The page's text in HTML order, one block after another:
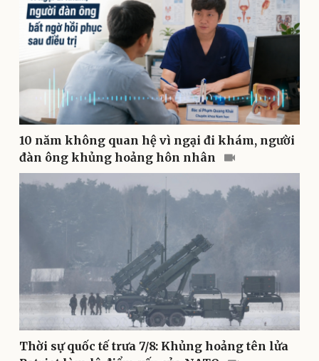
Pháp luật
Vụ án
Tư vấn luật
Quân sự - Quốc phòng
Việt Nam
10 năm không quan hệ vì ngại đi khám, người
đàn ông khủng hoảng hôn nhân
Thời sự quốc tế trưa 7/8: Khủng hoảng tên lửa